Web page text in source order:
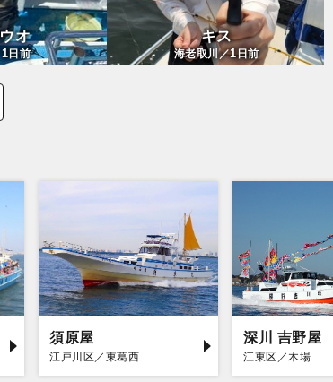
オ
1 日前
キス
海老取川／1日前
須原屋
江戸川区／東葛西
深川 吉野屋
江東区／木場